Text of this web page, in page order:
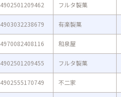
4902501209462 フルタ製菓
4903032238679 有楽製菓
4970082408116 和泉屋
4902501209455 フルタ製菓
4902555170749 不二家